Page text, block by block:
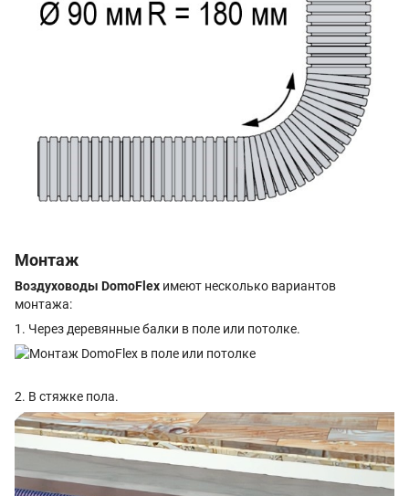
Монтаж
Воздуховоды DomoFlex имеют несколько вариантов
монтажа:
1. Через деревянные балки в поле или потолке.
2. В стяжке пола.